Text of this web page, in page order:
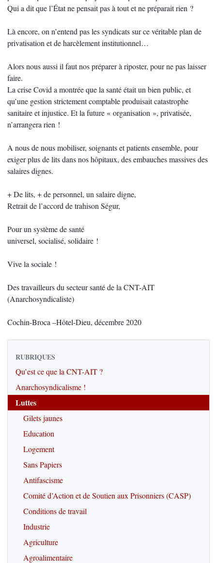
Qui a dit que l’État ne pensait pas à tout et ne préparait rien ?
Là encore, on n’entend pas les syndicats sur ce véritable plan de
privatisation et de harcèlement institutionnel…
Alors nous aussi il faut nos préparer à riposter, pour ne pas laisser
faire.
La crise Covid a montrée que la santé était un bien public, et
qu’une gestion strictement comptable produisait catastrophe
sanitaire et injustice. Et la future « organisation », privatisée,
n’arrangera rien !
A nous de nous mobiliser, soignants et patients ensemble, pour
exiger plus de lits dans nos hôpitaux, des embauches massives des
salaires dignes.
+ De lits, + de personnel, un salaire digne,
Retrait de l’accord de trahison Ségur,
Pour un système de santé
universel, socialisé, solidaire !
Vive la sociale !
Des travailleurs du secteur santé de la CNT-AIT
(Anarchosyndicaliste)
Cochin-Broca –Hôtel-Dieu, décembre 2020
RUBRIQUES
Qu’est ce que la CNT-AIT ?
Anarchosyndicalisme !
Luttes
Gilets jaunes
Education
Logement
Sans Papiers
Antifascisme
Comité d’Action et de Soutien aux Prisonniers (CASP)
Conditions de travail
Industrie
Agriculture
Agroalimentaire